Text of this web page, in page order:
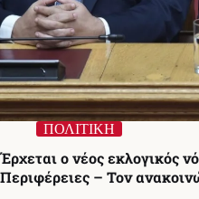
ΠΟΛΙΤΙΚΗ
Έρχεται ο νέος εκλογικός
Περιφέρειες – Τον